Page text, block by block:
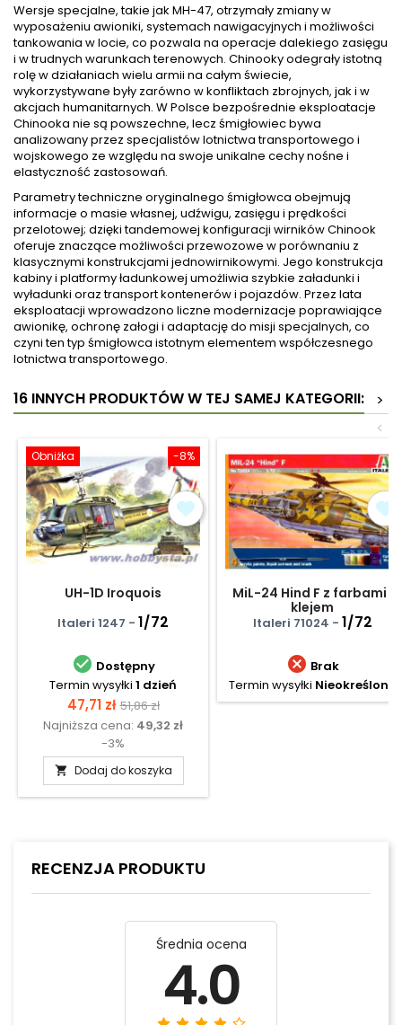
Wersje specjalne, takie jak MH-47, otrzymały zmiany w
wyposażeniu awioniki, systemach nawigacyjnych i możliwości
tankowania w locie, co pozwala na operacje dalekiego zasięgu
i w trudnych warunkach terenowych. Chinooky odegrały istotną
rolę w działaniach wielu armii na całym świecie,
wykorzystywane były zarówno w konfliktach zbrojnych, jak i w
akcjach humanitarnych. W Polsce bezpośrednie eksploatacje
Chinooka nie są powszechne, lecz śmigłowiec bywa
analizowany przez specjalistów lotnictwa transportowego i
wojskowego ze względu na swoje unikalne cechy nośne i
elastyczność zastosowań.
Parametry techniczne oryginalnego śmigłowca obejmują
informacje o masie własnej, udźwigu, zasięgu i prędkości
przelotowej; dzięki tandemowej konfiguracji wirników Chinook
oferuje znaczące możliwości przewozowe w porównaniu z
klasycznymi konstrukcjami jednowirnikowymi. Jego konstrukcja
kabiny i platformy ładunkowej umożliwia szybkie załadunki i
wyładunki oraz transport kontenerów i pojazdów. Przez lata
eksploatacji wprowadzono liczne modernizacje poprawiające
awionikę, ochronę załogi i adaptację do misji specjalnych, co
czyni ten typ śmigłowca istotnym elementem współczesnego
lotnictwa transportowego.
16 INNYCH PRODUKTÓW W TEJ SAMEJ KATEGORII:
>
<
-8%
Obniżka
UH-1D Iroquois
Italeri 1247 - 1/72
 Dostępny
Termin wysyłki 1 dzień
Cena
47,71 zł Cena
podstawowa
51,86 zł
Najniższa cena: 49,32 zł
-3%
 Dodaj do koszyka
MiL-24 Hind F z farbami i
klejem
Italeri 71024 - 1/72
 Brak
Termin wysyłki Nieokreślony
RECENZJA PRODUKTU
Średnia ocena
4.0